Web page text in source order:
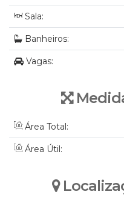
Sala:
Banheiros:
Vagas:
Área Total:
Área Útil: